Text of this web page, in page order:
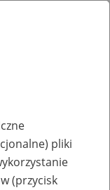
pliki
(przycisk